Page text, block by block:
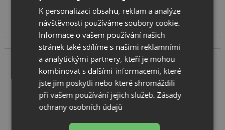
299 Kč
K personalizaci obsahu, reklam a analýze
návštěvnosti používáme soubory cookie.
Informace o vašem používání našich
stránek také sdílíme s našimi reklamními
a analytickými partnery, kteří je mohou
kombinovat s dalšími informacemi, které
jste jim poskytli nebo které shromáždili
při vašem používání jejich služeb.Zásady
ochrany osobních údajů